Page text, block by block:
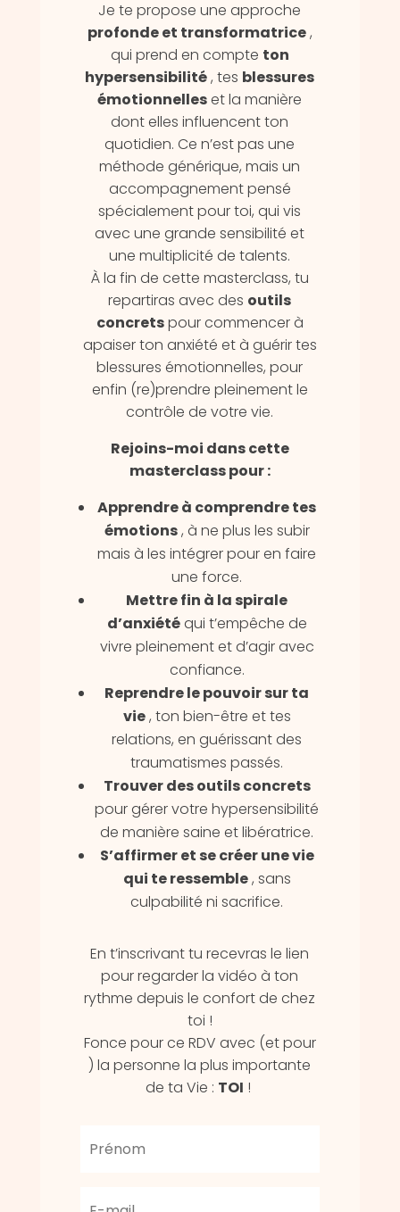
Je te propose une approche
profonde et transformatrice,
qui prend en compte ton
hypersensibilité, tes blessures
émotionnelleset la manière
dont elles influencent ton
quotidien. Ce n’est pas une
méthode générique, mais un
accompagnement pensé
spécialement pour toi, qui vis
avec une grande sensibilité et
une multiplicité de talents.
À la fin de cette masterclass, tu
repartiras avec des outils
concretspour commencer à
apaiser ton anxiété et à guérir tes
blessures émotionnelles, pour
enfin (re)prendre pleinement le
contrôle de votre vie.
Rejoins-moi dans cette
masterclass pour :
Apprendre à comprendre tes
émotions, à ne plus les subir
mais à les intégrer pour en faire
une force.
Mettre fin à la spirale
d’anxiétéqui t’empêche de
vivre pleinement et d’agir avec
confiance.
Reprendre le pouvoir sur ta
vie, ton bien-être et tes
relations, en guérissant des
traumatismes passés.
Trouver des outils concrets
pour gérer votre hypersensibilité
de manière saine et libératrice.
S’affirmer et se créer une vie
qui te ressemble, sans
culpabilité ni sacrifice.
En t’inscrivant tu recevras le lien
pour regarder la vidéo à ton
rythme depuis le confort de chez
toi !
Fonce pour ce RDV avec (et pour
) la personne la plus importante
de ta Vie : TOI !